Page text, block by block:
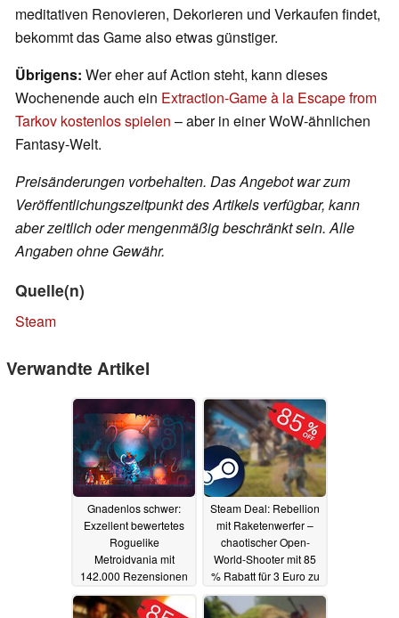
meditativen Renovieren, Dekorieren und Verkaufen findet,
bekommt das Game also etwas günstiger.
Übrigens: Wer eher auf Action steht, kann dieses
Wochenende auch ein Extraction-Game à la Escape from
Tarkov kostenlos spielen – aber in einer WoW-ähnlichen
Fantasy-Welt.
Preisänderungen vorbehalten. Das Angebot war zum
Veröffentlichungszeitpunkt des Artikels verfügbar, kann
aber zeitlich oder mengenmäßig beschränkt sein. Alle
Angaben ohne Gewähr.
Quelle(n)
Steam
Verwandte Artikel
Gnadenlos schwer:
Exzellent bewertetes
Roguelike
Metroidvania mit
142.000 Rezensionen
zum absoluten
Tiefstpreis auf Steam
Steam Deal: Rebellion
mit Raketenwerfer –
chaotischer Open-
World-Shooter mit 85
% Rabatt für 3 Euro zu
haben16.05.2025